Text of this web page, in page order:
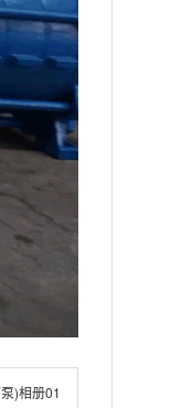
)相册01